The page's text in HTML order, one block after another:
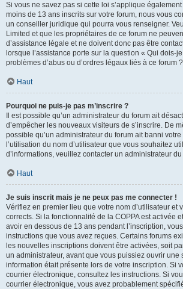
Si vous ne savez pas si cette loi s’applique
moins de 13 ans inscrits sur votre forum, nous vous
un conseiller juridique qui pourra vous renseigner.
Limited et que les propriétaires de ce forum ne
d’assistance légale et ne doivent donc pas être
lorsque l’assistance porte sur la question « Qui dois-
problèmes d’abus ou d’ordres légaux liés à ce forum
Haut
Pourquoi ne puis-je pas m’inscrire ?
Il est possible qu’un administrateur du forum ait
d’empêcher les nouveaux visiteurs de s’inscrire. De
possible qu’un administrateur du forum ait banni
l’utilisation du nom d’utilisateur que vous souhaitez
d’informations, veuillez contacter un administrateur
Haut
Je suis inscrit mais je ne peux pas me connecter !
Vérifiez en premier lieu que votre nom d’utilisateur et
corrects. Si la fonctionnalité de la COPPA est activée
avoir en dessous de 13 ans pendant l’inscription,
instructions que vous avez reçues. Certains forums
les nouvelles inscriptions doivent être activées, soit
un administrateur, avant que vous puissiez ouvrir une
information était présente lors de votre inscription. Si
courrier électronique, consultez les instructions. Si
courrier électronique, vous avez probablement